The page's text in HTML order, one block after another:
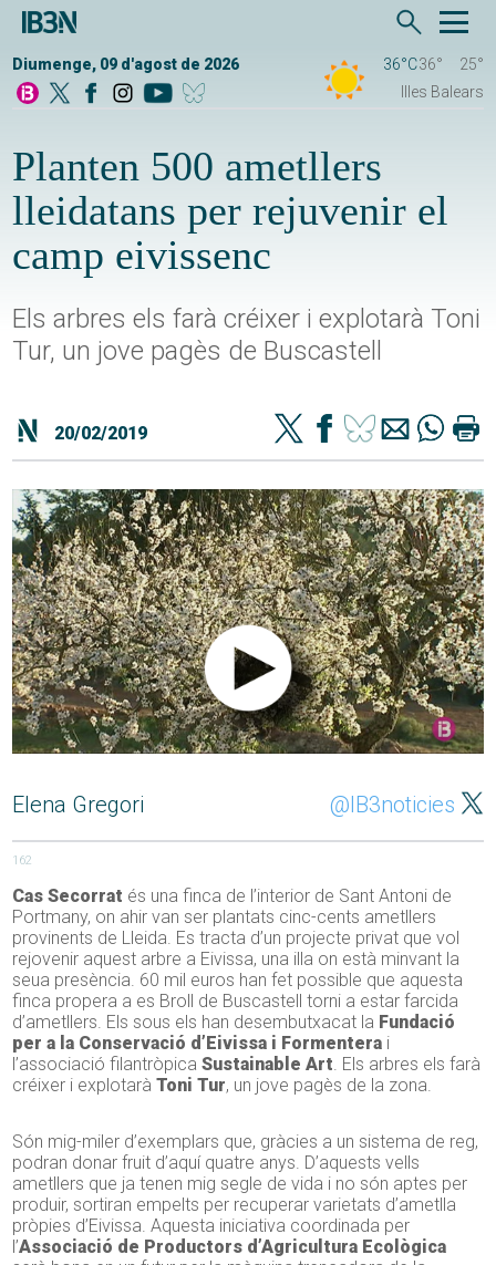
Diumenge, 09 d'agost de 2026 36°C36°
25°
Illes Balears
Planten 500 ametllers
lleidatans per rejuvenir el
camp eivissenc
Els arbres els farà créixer i explotarà Toni
Tur, un jove pagès de Buscastell
20/02/2019
Elena Gregori @IB3noticies
162
Cas Secorrat és una finca de l’interior de Sant Antoni de
Portmany, on ahir van ser plantats cinc-cents ametllers
provinents de Lleida. Es tracta d’un projecte privat que vol
rejovenir aquest arbre a Eivissa, una illa on està minvant la
seua presència. 60 mil euros han fet possible que aquesta
finca propera a es Broll de Buscastell torni a estar farcida
d’ametllers. Els sous els han desembutxacat la Fundació
per a la Conservació d’Eivissa i Formentera i
l’associació filantròpicaSustainable Art. Els arbres els farà
créixer i explotaràToni Tur, un jove pagès de la zona.
Són mig-miler d’exemplars que, gràcies a un sistema de reg,
podran donar fruit d’aquí quatre anys. D’aquests vells
ametllers que ja tenen mig segle de vida i no són aptes per
produir, sortiran empelts per recuperar varietats d’ametlla
pròpies d’Eivissa. Aquesta iniciativa coordinada per
l’Associació de Productors d’Agricultura Ecològica